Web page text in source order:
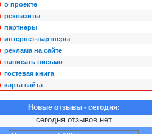
о проекте
реквизиты
партнеры
интернет-партнеры
реклама на сайте
написать письмо
гостевая книга
карта сайта
Новые отзывы - сегодня:
сегодня отзывов нет